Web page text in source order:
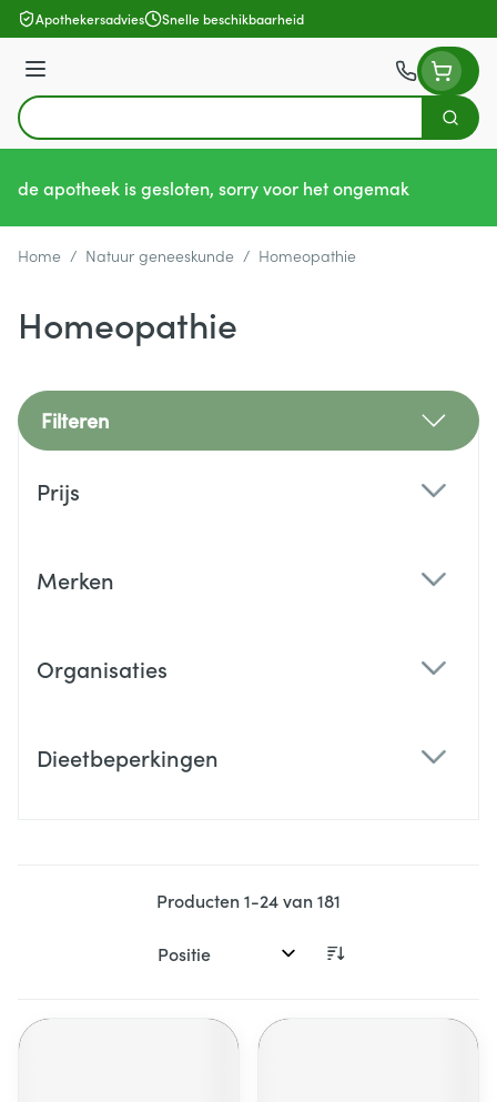
Ga naar de inhoud
Apothekersadvies Snelle beschikbaarheid
Menu
Product, merk, categorie...
Zoek
de apotheek is gesloten, sorry voor het ongemak
Home / Natuur geneeskunde / Homeopathie
Homeopathie
Filteren
Prijs
Merken
Organisaties
Dieetbeperkingen
Producten1-24van181
Sorteer op: